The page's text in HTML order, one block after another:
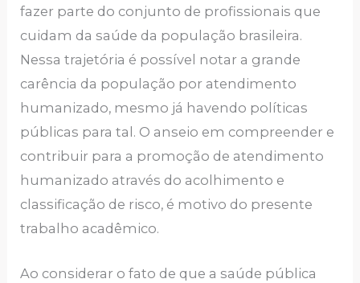
fazer parte do conjunto de profissionais que
cuidam da saúde da população brasileira.
Nessa trajetória é possível notar a grande
carência da população por atendimento
humanizado, mesmo já havendo políticas
públicas para tal. O anseio em compreender e
contribuir para a promoção de atendimento
humanizado através do acolhimento e
classificação de risco, é motivo do presente
trabalho acadêmico.
Ao considerar o fato de que a saúde pública